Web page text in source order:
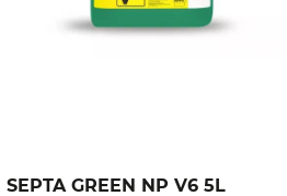
SEPTA GREEN NP V6 5L